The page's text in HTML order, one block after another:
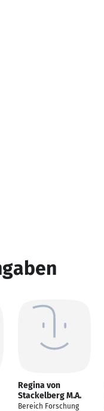
Regina von
Stackelberg M.A.
Bereich Forschung